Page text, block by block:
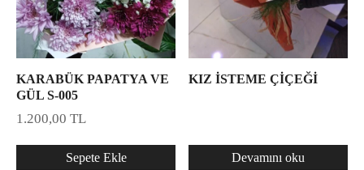
KARABÜK PAPATYA VE
GÜL S-005
1.200,00 TL
Sepete Ekle
KIZ İSTEME ÇİÇEĞİ
Devamını oku